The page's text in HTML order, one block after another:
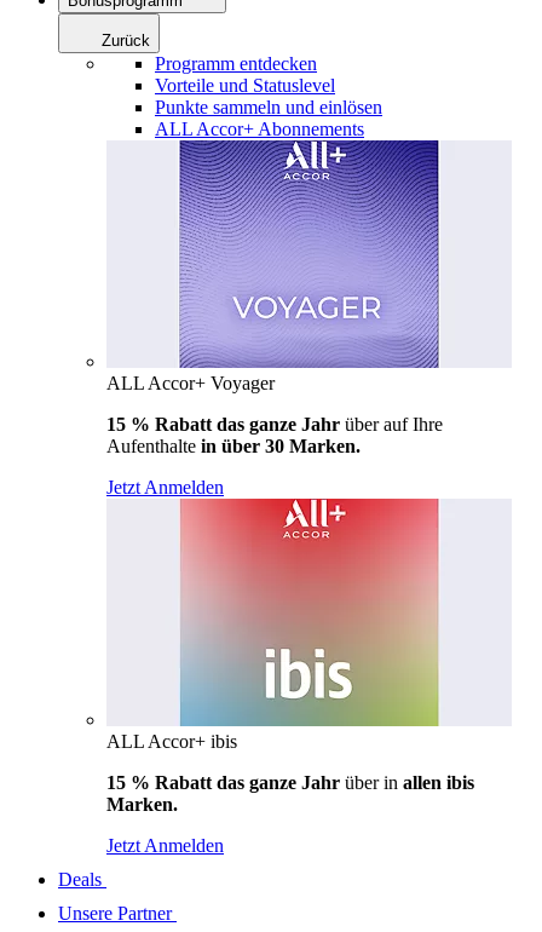
Zurück
Programm entdecken
Vorteile und Statuslevel
Punkte sammeln und einlösen
ALL Accor+ Abonnements
ALL Accor+ Voyager
15 % Rabatt das ganze Jahr über auf Ihre
Aufenthalte in über 30 Marken.
Jetzt Anmelden
ALL Accor+ ibis
15 % Rabatt das ganze Jahr über in allen ibis
Marken.
Jetzt Anmelden
Deals
Unsere Partner